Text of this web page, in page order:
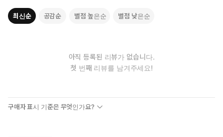
최신순 공감순 별점 높은순 별점 낮은순
아직 등록된 리뷰가 없습니다.
첫 번째 리뷰를 남겨주세요!
구매자 표시 기준은 무엇인가요?